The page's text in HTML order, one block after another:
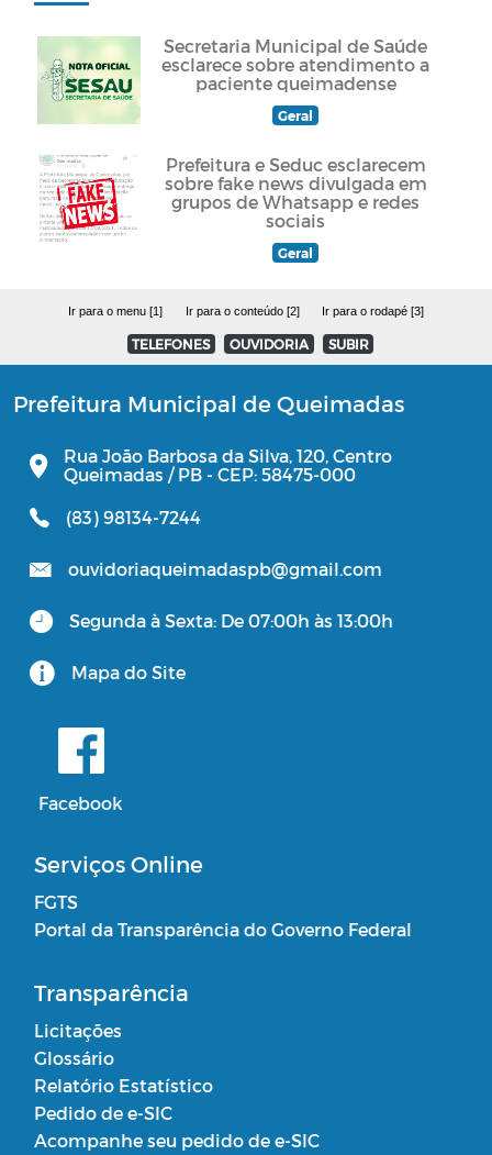
Secretaria Municipal de Saúde
esclarece sobre atendimento a
paciente queimadense
Geral
Prefeitura e Seduc esclarecem
sobre fake news divulgada em
grupos de Whatsapp e redes
sociais
Geral
Ir para o menu [1] Ir para o conteúdo [2] Ir para o rodapé [3]
TELEFONES OUVIDORIA SUBIR
Prefeitura Municipal de Queimadas
Rua João Barbosa da Silva, 120, Centro
Queimadas / PB - CEP: 58475-000
(83) 98134-7244
ouvidoriaqueimadaspb@gmail.com
Segunda à Sexta: De 07:00h às 13:00h
Mapa do Site
Facebook
Serviços Online
FGTS
Portal da Transparência do Governo Federal
Transparência
Licitações
Glossário
Relatório Estatístico
Pedido de e-SIC
Acompanhe seu pedido de e-SIC